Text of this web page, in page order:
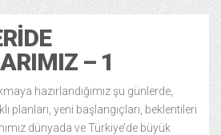
– 1
hazırlandığımız şu günlerde,
planları, yeni başlangıçları, beklentileri
dünyada ve Türkiye’de büyük